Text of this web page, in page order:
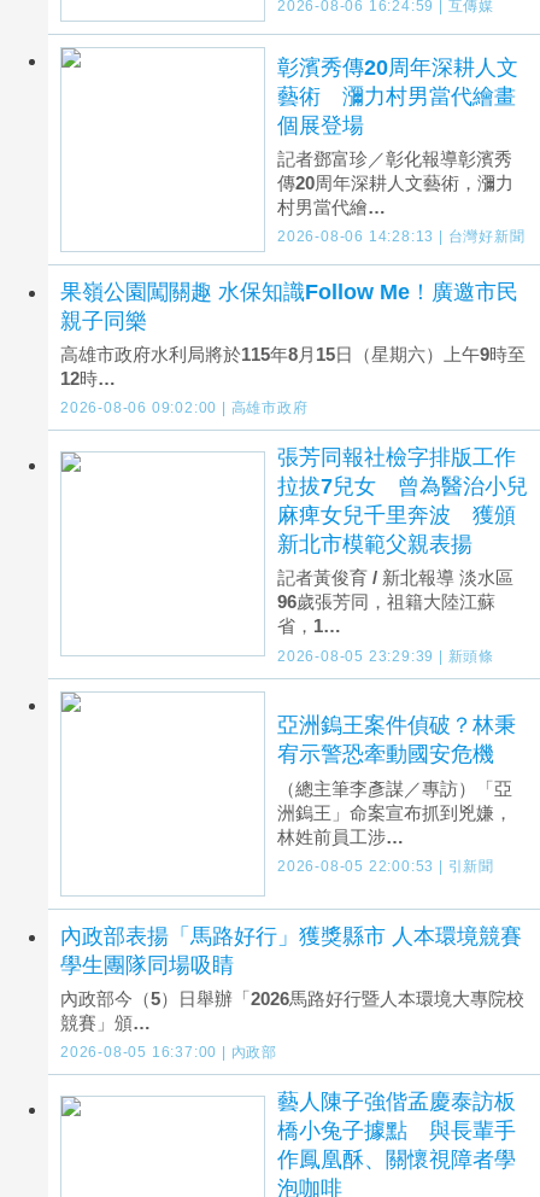
2026-08-06 16:24:59 | 互傳媒
彰濱秀傳20周年深耕人文
藝術 瀰力村男當代繪畫
個展登場
記者鄧富珍／彰化報導彰濱秀
傳20周年深耕人文藝術，瀰力
村男當代繪…
2026-08-06 14:28:13 | 台灣好新聞
果嶺公園闖關趣 水保知識Follow Me！廣邀市民
親子同樂
高雄市政府水利局將於115年8月15日（星期六）上午9時至
12時…
2026-08-06 09:02:00 | 高雄市政府
張芳同報社檢字排版工作
拉拔7兒女 曾為醫治小兒
麻痺女兒千里奔波 獲頒
新北市模範父親表揚
記者黃俊育 / 新北報導 淡水區
96歲張芳同，祖籍大陸江蘇
省，1…
2026-08-05 23:29:39 | 新頭條
亞洲鎢王案件偵破？林秉
宥示警恐牽動國安危機
（總主筆李彥謀／專訪）「亞
洲鎢王」命案宣布抓到兇嫌，
林姓前員工涉…
2026-08-05 22:00:53 | 引新聞
內政部表揚「馬路好行」獲獎縣市 人本環境競賽
學生團隊同場吸睛
內政部今（5）日舉辦「2026馬路好行暨人本環境大專院校
競賽」頒…
2026-08-05 16:37:00 | 內政部
藝人陳子強偕孟慶泰訪板
橋小兔子據點 與長輩手
作鳳凰酥、關懷視障者學
泡咖啡